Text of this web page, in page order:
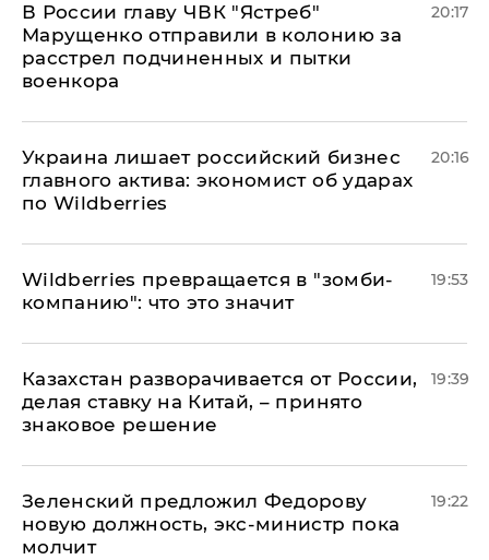
В России главу ЧВК "Ястреб"
Марущенко отправили в колонию за
расстрел подчиненных и пытки
военкора
20:17
​Украина лишает российский бизнес
главного актива: экономист об ударах
по Wildberries
20:16
Wildberries превращается в "зомби-
компанию": что это значит
19:53
Казахстан разворачивается от России,
делая ставку на Китай, – принято
знаковое решение
19:39
Зеленский предложил Федорову
новую должность, экс-министр пока
молчит
19:22